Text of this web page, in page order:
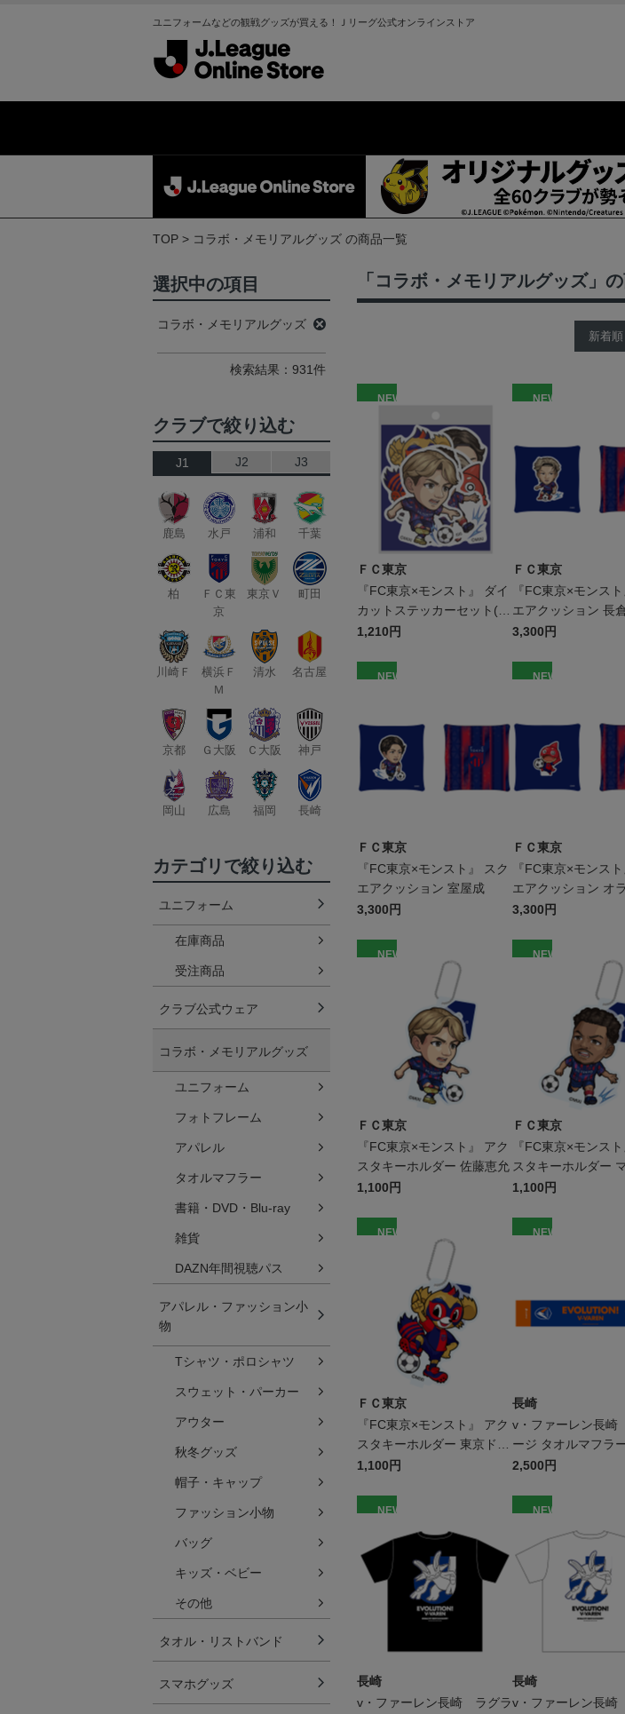
ユニフォームなどの観戦グッズが買える！Ｊリーグ公式オンラインストア
TOP コラボ・メモリアルグッズ の商品一覧
「コラボ・メモリアルグッズ」
NEW
ＦＣ東京
『FC東京×モンスト』 ダイ
カットステッカーセット(6
枚入り)
1,210円
NEW
ＦＣ東京
『FC東京×モンス
エアクッション 長
3,300円
NEW
ＦＣ東京
『FC東京×モンスト』 スク
エアクッション 室屋成
3,300円
NEW
ＦＣ東京
『FC東京×モンス
エアクッション オ
3,300円
NEW
ＦＣ東京
『FC東京×モンスト』 アク
スタキーホルダー 佐藤恵允
1,100円
NEW
ＦＣ東京
『FC東京×モンス
スタキーホルダー
ヒアン
1,100円
NEW
ＦＣ東京
『FC東京×モンスト』 アク
スタキーホルダー 東京ドロ
ンパ
1,100円
NEW
長崎
v・ファーレン長
ージ タオルマフラ
2,500円
NEW
長崎
v・ファーレン長崎 ラグラ
NEW
長崎
v・ファーレン長
選択中の項目
コラボ・メモリアルグッズ
検索結果：931件
クラブで絞り込む
J1 J2 J3
鹿島 水戸 浦和 千葉
柏
ＦＣ東
京
東京Ｖ 町田
川崎Ｆ
横浜Ｆ
Ｍ
清水 名古屋
京都 Ｇ大阪 Ｃ大阪 神戸
岡山 広島 福岡 長崎
カテゴリで絞り込む
ユニフォーム
在庫商品
受注商品
クラブ公式ウェア
コラボ・メモリアルグッズ
ユニフォーム
フォトフレーム
アパレル
タオルマフラー
書籍・DVD・Blu-ray
雑貨
DAZN年間視聴パス
アパレル・ファッション小
物
Tシャツ・ポロシャツ
スウェット・パーカー
アウター
秋冬グッズ
帽子・キャップ
ファッション小物
バッグ
キッズ・ベビー
その他
タオル・リストバンド
スマホグッズ